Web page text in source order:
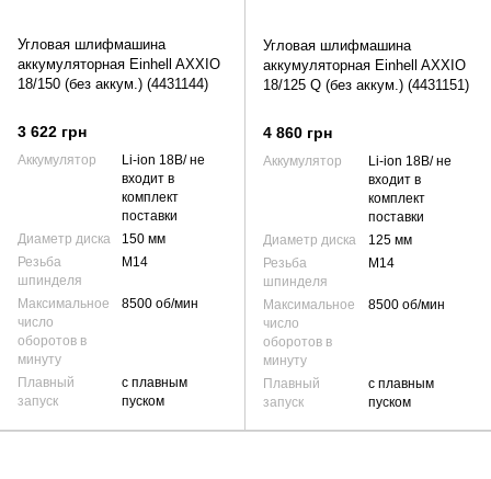
Угловая шлифмашина
аккумуляторная Einhell AXXIO
18/150 (без аккум.) (4431144)
3 622 грн
Аккумулятор
Li-ion 18В/ не
входит в
комплект
поставки
Диаметр диска
150 мм
Резьба
шпинделя
М14
Максимальное
число
оборотов в
минуту
8500 об/мин
Плавный
запуск
с плавным
пуском
Угловая шлифмашина
аккумуляторная Einhell AXXIO
18/125 Q (без аккум.) (4431151)
4 860 грн
Аккумулятор
Li-ion 18В/ не
входит в
комплект
поставки
Диаметр диска
125 мм
Резьба
шпинделя
М14
Максимальное
число
оборотов в
минуту
8500 об/мин
Плавный
запуск
с плавным
пуском